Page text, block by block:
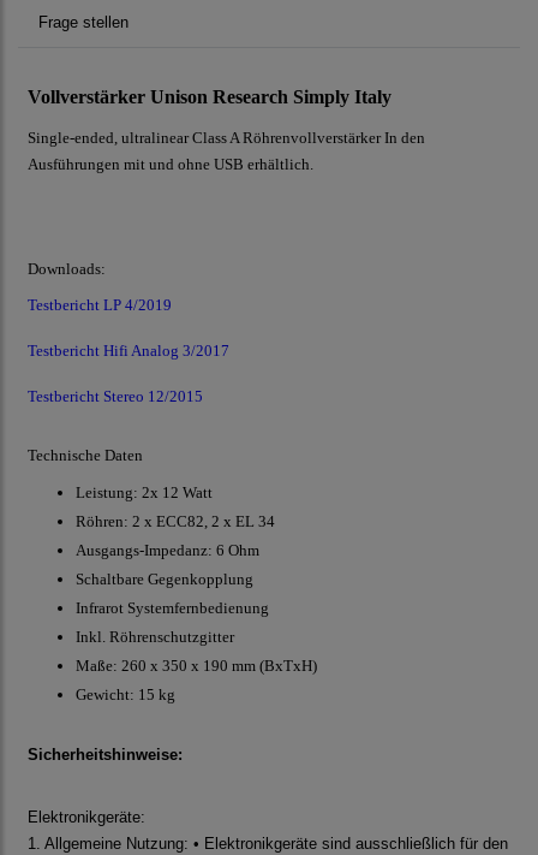
Frage stellen
Vollverstärker Unison Research Simply Italy
Single-ended, ultralinear Class A Röhrenvollverstärker In den
Ausführungen mit und ohne USB erhältlich.
Downloads:
Testbericht LP 4/2019
Testbericht Hifi Analog 3/2017
Testbericht Stereo 12/2015
Technische Daten
Leistung: 2x 12 Watt
Röhren: 2 x ECC82, 2 x EL 34
Ausgangs-Impedanz: 6 Ohm
Schaltbare Gegenkopplung
Infrarot Systemfernbedienung
Inkl. Röhrenschutzgitter
Maße: 260 x 350 x 190 mm (BxTxH)
Gewicht: 15 kg
Sicherheitshinweise:
Elektronikgeräte:
1. Allgemeine Nutzung: • Elektronikgeräte sind ausschließlich für den